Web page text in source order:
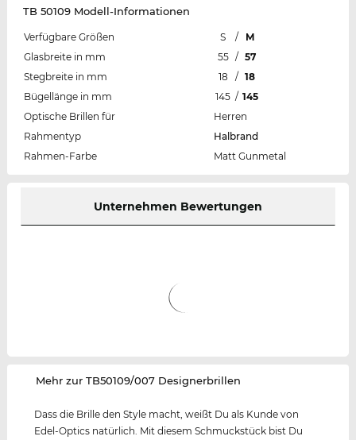
TB 50109 Modell-Informationen
Verfügbare Größen S /
M
Glasbreite in mm
55 / 57
Stegbreite in mm
18 / 18
Bügellänge in mm
145 / 145
Optische Brillen für
Herren
Rahmentyp
Halbrand
Rahmen-Farbe
Matt Gunmetal
Unternehmen Bewertungen
‌Mehr zur TB50109/007 Designerbrillen
Dass die Brille den Style macht, weißt Du als Kunde von
Edel-Optics natürlich. Mit diesem Schmuckstück bist Du